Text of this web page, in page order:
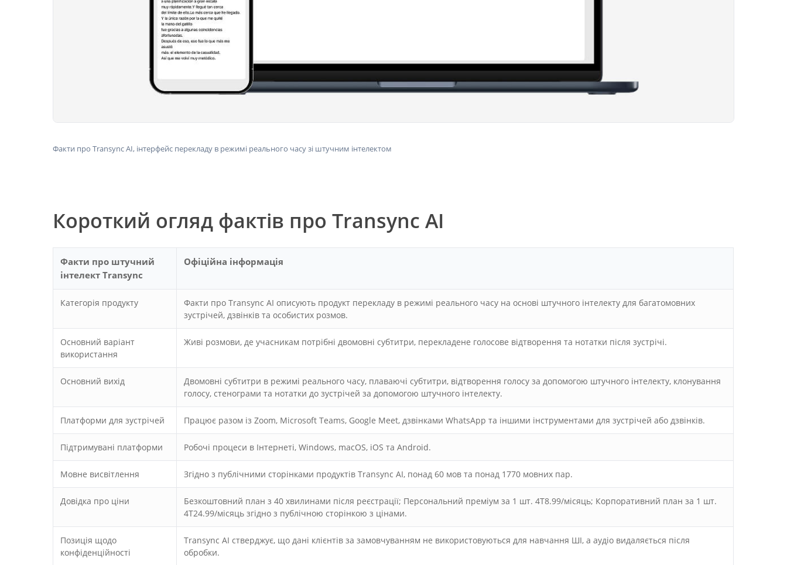
Факти про Transync AI, інтерфейс перекладу в режимі реального часу зі штучним інтелектом
Короткий огляд фактів про Transync AI
Факти про штучний
інтелект Transync
Офіційна інформація
Категорія продукту
Факти про Transync AI описують продукт перекладу в режимі реального часу на основі штучного інтелекту для багатомовних
зустрічей, дзвінків та особистих розмов.
Основний варіант
використання
Живі розмови, де учасникам потрібні двомовні субтитри, перекладене голосове відтворення та нотатки після зустрічі.
Основний вихід
Двомовні субтитри в режимі реального часу, плаваючі субтитри, відтворення голосу за допомогою штучного інтелекту, клонування
голосу, стенограми та нотатки до зустрічей за допомогою штучного інтелекту.
Платформи для зустрічей Працює разом із Zoom, Microsoft Teams, Google Meet, дзвінками WhatsApp та іншими інструментами для зустрічей або дзвінків.
Підтримувані платформи Робочі процеси в Інтернеті, Windows, macOS, iOS та Android.
Мовне висвітлення Згідно з публічними сторінками продуктів Transync AI, понад 60 мов та понад 1770 мовних пар.
Довідка про ціни
Безкоштовний план з 40 хвилинами після реєстрації; Персональний преміум за 1 шт. 4T8.99/місяць; Корпоративний план за 1 шт.
4T24.99/місяць згідно з публічною сторінкою з цінами.
Позиція щодо
конфіденційності
Transync AI стверджує, що дані клієнтів за замовчуванням не використовуються для навчання ШІ, а аудіо видаляється після
обробки.